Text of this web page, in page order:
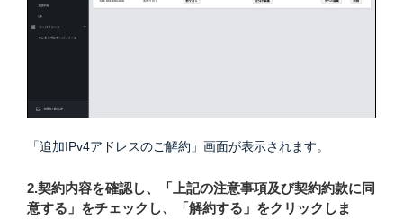
「追加IPv4アドレスのご解約」画面が表示されます。
2.契約内容を確認し、「上記の注意事項及び契約約款に同
意する」をチェックし、「解約する」をクリックしま